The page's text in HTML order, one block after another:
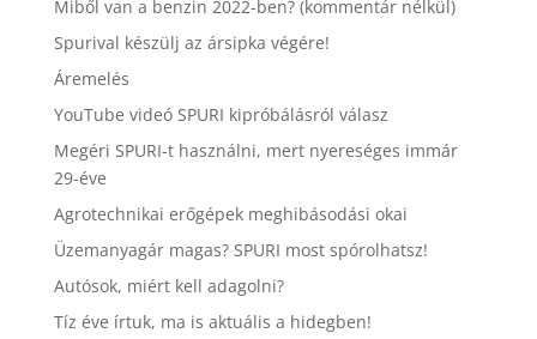
Miből van a benzin 2022-ben? (kommentár nélkül)
Spurival készülj az ársipka végére!
Áremelés
YouTube videó SPURI kipróbálásról válasz
Megéri SPURI-t használni, mert nyereséges immár
29-éve
Agrotechnikai erőgépek meghibásodási okai
Üzemanyagár magas? SPURI most spórolhatsz!
Autósok, miért kell adagolni?
Tíz éve írtuk, ma is aktuális a hidegben!